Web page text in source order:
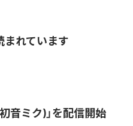
まれています
音ミク)」を配信開始